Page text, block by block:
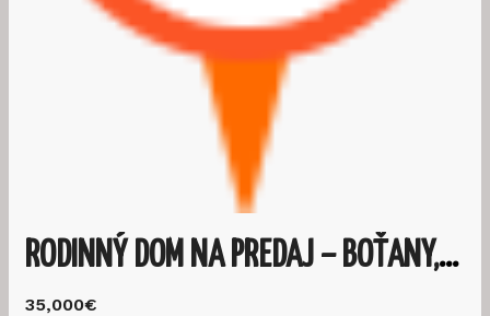
RODINNÝ DOM NA PREDAJ – BOŤANY, OKRES TREBIŠOV
35,000€